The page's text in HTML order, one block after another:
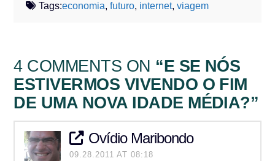
Tags:economia,futuro, internet,viagem
4 COMMENTS ON “E SE NÓS
ESTIVERMOS VIVENDO O FIM
DE UMA NOVA IDADE MÉDIA?”
Ovídio Maribondo
09.28.2011 AT 08:18